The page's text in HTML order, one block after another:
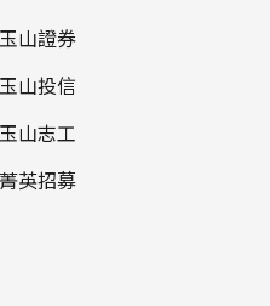
玉山證券
玉山投信
玉山志工
菁英招募